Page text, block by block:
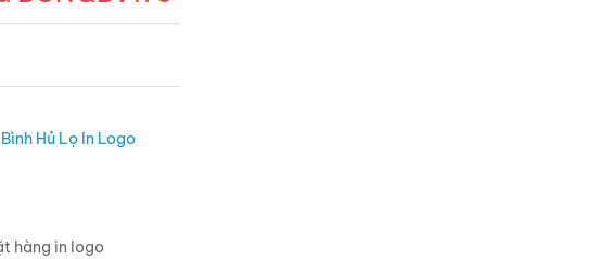
Bình Hủ Lọ In Logo
hàng in logo